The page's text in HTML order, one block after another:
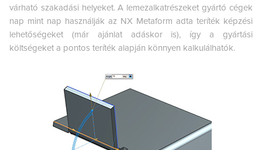
várható szakadási helyeket. A lemezalkatrészeket gyártó cégek
nap mint nap használják az NX Metaform adta teríték képzési
lehetőségeket (már ajánlat adáskor is), így a gyártási
költségeket a pontos teríték alapján könnyen kalkulálhatók.